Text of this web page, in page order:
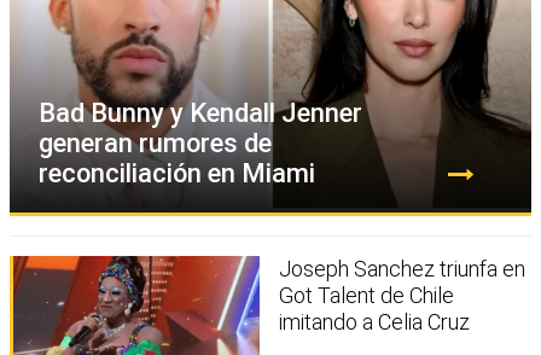
Bad Bunny y Kendall Jenner
generan rumores de
reconciliación en Miami
Joseph Sanchez triunfa en
Got Talent de Chile
imitando a Celia Cruz